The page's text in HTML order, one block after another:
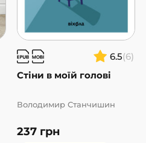
6.5(6)
Стіни в моїй голові
237 грн
Володимир Станчишин